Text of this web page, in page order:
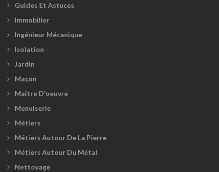
Guides Et Astuces
Immobilier
Ingénieur Mécanique
Isolation
Jardin
Maçon
Maître D'oeuvre
Menuiserie
Métiers
Métiers Autour De La Pierre
Métiers Autour Du Métal
Nettoyage